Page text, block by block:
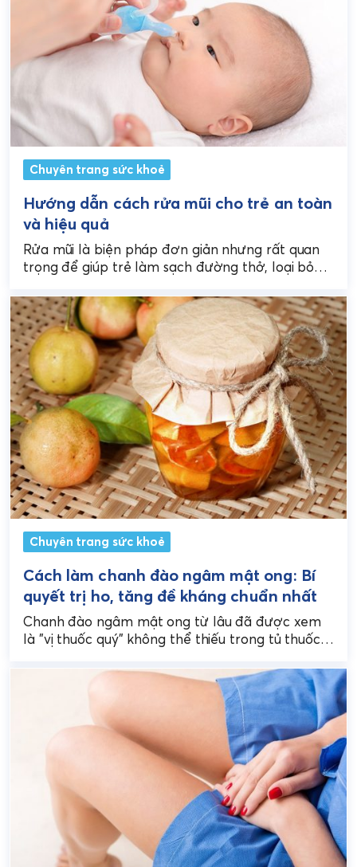
Chuyên trang sức khoẻ
Hướng dẫn cách rửa mũi cho trẻ an toàn
và hiệu quả
Rửa mũi là biện pháp đơn giản nhưng rất quan
trọng để giúp trẻ làm sạch đường thở, loại bỏ
Chuyên trang sức khoẻ
Cách làm chanh đào ngâm mật ong: Bí
quyết trị ho, tăng đề kháng chuẩn nhất
Chanh đào ngâm mật ong từ lâu đã được xem
là "vị thuốc quý" không thể thiếu trong tủ thuốc